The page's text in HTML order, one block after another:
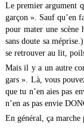
Le premier argument
garçon ». Sauf qu’en
pour mater une
sans doute sa
se retrouver au lit,
Mais il y a un autre
gars ». Là, vous
que tu n’en aies pas
n’en as pas envie
En général, ça marche